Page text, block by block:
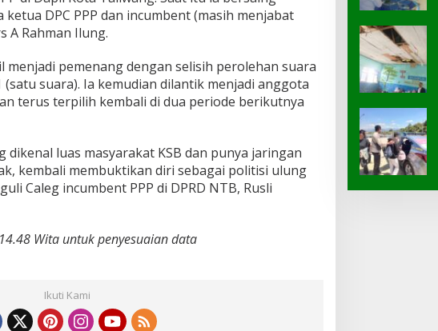
DPC PPP dan incumbent (masih menjabat
A Rahman Ilung.
menjadi pemenang dengan selisih perolehan suara
suara). Ia kemudian dilantik menjadi anggota
terus terpilih kembali di dua periode berikutnya
dikenal luas masyarakat KSB dan punya jaringan
kembali membuktikan diri sebagai politisi ulung
Caleg incumbent PPP di DPRD NTB, Rusli
Wita untuk penyesuaian data
Ikuti Kami